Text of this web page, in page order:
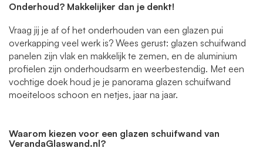
Onderhoud? Makkelijker dan je denkt!
Vraag jij je af of het onderhouden van een glazen pui
overkapping veel werk is? Wees gerust: glazen schuifwand
panelen zijn vlak en makkelijk te zemen, en de aluminium
profielen zijn onderhoudsarm en weerbestendig. Met een
vochtige doek houd je je panorama glazen schuifwand
moeiteloos schoon en netjes, jaar na jaar.
Waarom kiezen voor een glazen schuifwand van
VerandaGlaswand.nl?